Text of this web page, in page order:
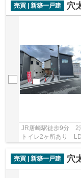
売買 | 新築一戸建 穴
JR唐崎駅徒歩9分 2
トイレ2ヶ所あり
売買 | 新築一戸建
穴